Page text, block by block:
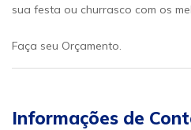
sua festa ou churrasco com os
Faça seu Orçamento.
Informações de